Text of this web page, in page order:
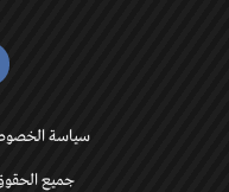
سياسة
جميع